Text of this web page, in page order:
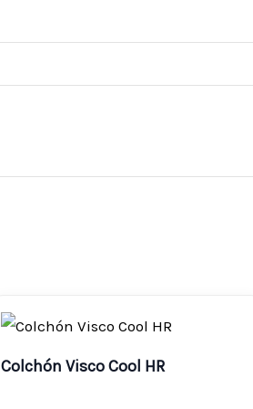
Colchón Visco Cool HR